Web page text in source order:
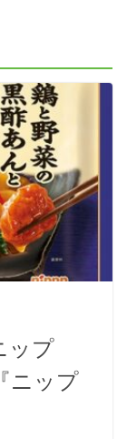
ップ
ニップ